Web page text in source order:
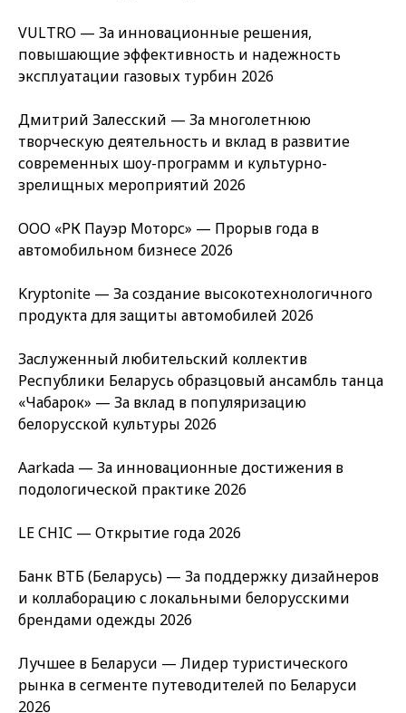
VULTRO — За инновационные решения,
повышающие эффективность и надежность
эксплуатации газовых турбин 2026
Дмитрий Залесский — За многолетнюю
творческую деятельность и вклад в развитие
современных шоу-программ и культурно-
зрелищных мероприятий 2026
ООО «РК Пауэр Моторс» — Прорыв года в
автомобильном бизнесе 2026
Kryptonite — За создание высокотехнологичного
продукта для защиты автомобилей 2026
Заслуженный любительский коллектив
Республики Беларусь образцовый ансамбль танца
«Чабарок» — За вклад в популяризацию
белорусской культуры 2026
Aarkada — За инновационные достижения в
подологической практике 2026
LE CHIС — Открытие года 2026
Банк ВТБ (Беларусь) — За поддержку дизайнеров
и коллаборацию с локальными белорусскими
брендами одежды 2026
Лучшее в Беларуси — Лидер туристического
рынка в сегменте путеводителей по Беларуси
2026